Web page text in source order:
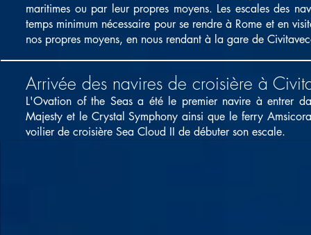
maritimes ou par leur propres moyens. Les escales des
temps minimum nécessaire pour se rendre à Rome et en
nos propres moyens, en nous rendant à la gare de
Arrivée des navires de croisière à
L'Ovation of the Seas a été le premier navire à entrer
Majesty et le Crystal Symphony ainsi que le ferry
voilier de croisière Sea Cloud II de débuter son escale.